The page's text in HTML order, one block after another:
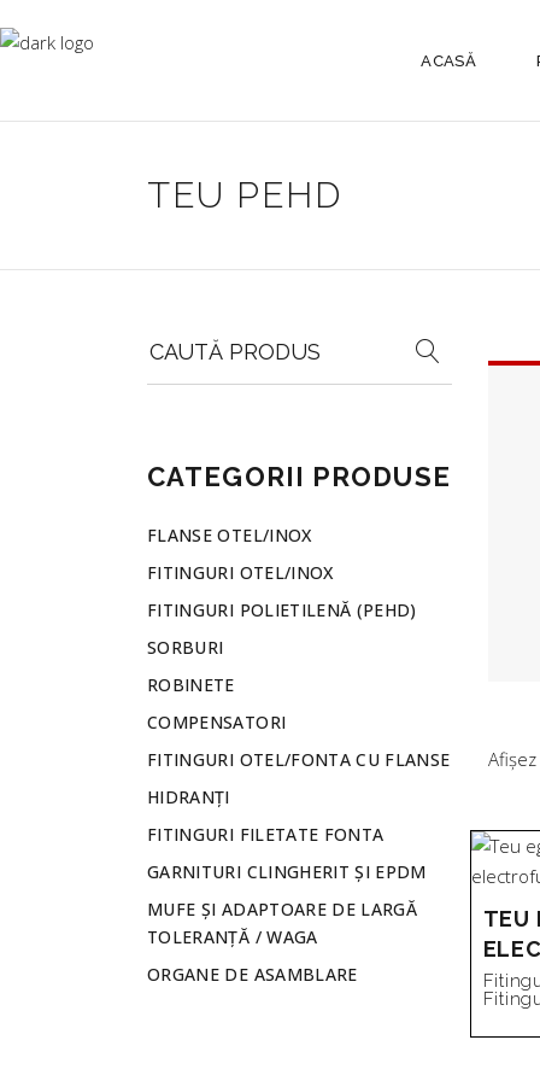
ACASĂ
TEU PEHD
TEU
for:
CATEGORII PRODUSE
FLANSE OTEL/INOX
FITINGURI OTEL/INOX
FITINGURI POLIETILENĂ (PEHD)
SORBURI
ROBINETE
COMPENSATORI
FITINGURI OTEL/FONTA CU FLANSE
HIDRANȚI
FITINGURI FILETATE FONTA
GARNITURI CLINGHERIT ȘI EPDM
MUFE ȘI ADAPTOARE DE LARGĂ
TOLERANȚĂ / WAGA
ORGANE DE ASAMBLARE